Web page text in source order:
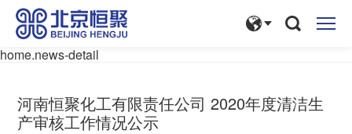
home.news-detail
河南恒聚化工有限责任公司 2020年度清洁生
产审核工作情况公示